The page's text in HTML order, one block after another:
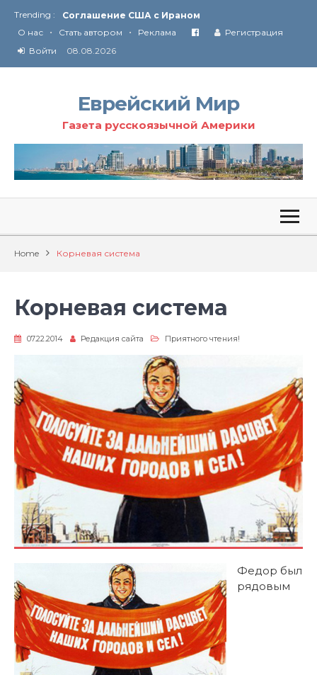
Trending :
Соглашение США с Ираном
Технология Революции в Иране
О нас • Стать автором • Реклама
Регистрация
Войти
08.08.2026
Еврейский Мир
Газета русскоязычной Америки
Home Корневая система
Корневая система
07.22.2014 Редакция сайта Приятного чтения!
Федор был
рядовым